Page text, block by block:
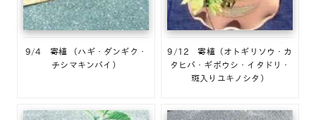
9/4 寄植 （ハギ・ダンギク・
チシマキンバイ）
9/12 寄植（オトギリソウ・カ
タヒバ・ギボウシ・イタドリ・
斑入りユキノシタ）